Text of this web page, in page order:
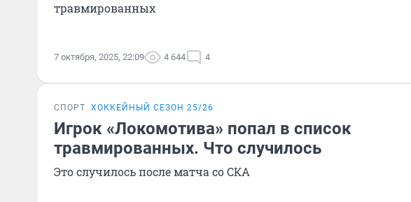
травмированных
7 октября, 2025, 22:09 4 644 4
СПОРТ ХОККЕЙНЫЙ СЕЗОН 25/26
Игрок «Локомотива» попал в список
травмированных. Что случилось
Это случилось после матча со СКА